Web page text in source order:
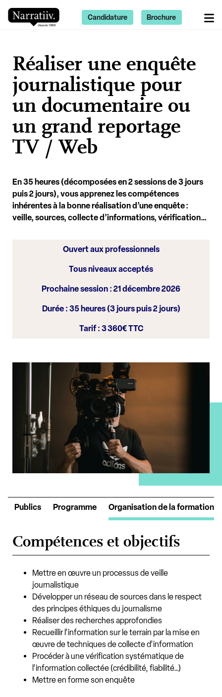
Réaliser une enquête
journalistique pour
un documentaire ou
un grand reportage
TV / Web
En 35 heures (décomposées en 2 sessions de 3 jours
puis 2 jours), vous apprenez les compétences
inhérentes à la bonneréalisation d’une enquête:
veille, sources, collecte d’informations, vérification…
Ouvert aux professionnels
Tous niveaux acceptés
Prochaine session : 21 décembre 2026
Durée : 35 heures (3 jours puis 2 jours)
Tarif : 3 360€ TTC
Publics Programme Organisation de la formation
Compétences et objectifs
Mettre en œuvre un processus de veille
journalistique
Développer un réseau de sources dans le respect
des principes éthiques du journalisme
Réaliser des recherches approfondies
Recueillir l’information sur le terrain par la mise en
œuvre de techniques de collecte d’information
Procéder à une vérification systématique de
l’information collectée (crédibilité, fiabilité…)
Mettre en forme son enquête
Candidature Brochure